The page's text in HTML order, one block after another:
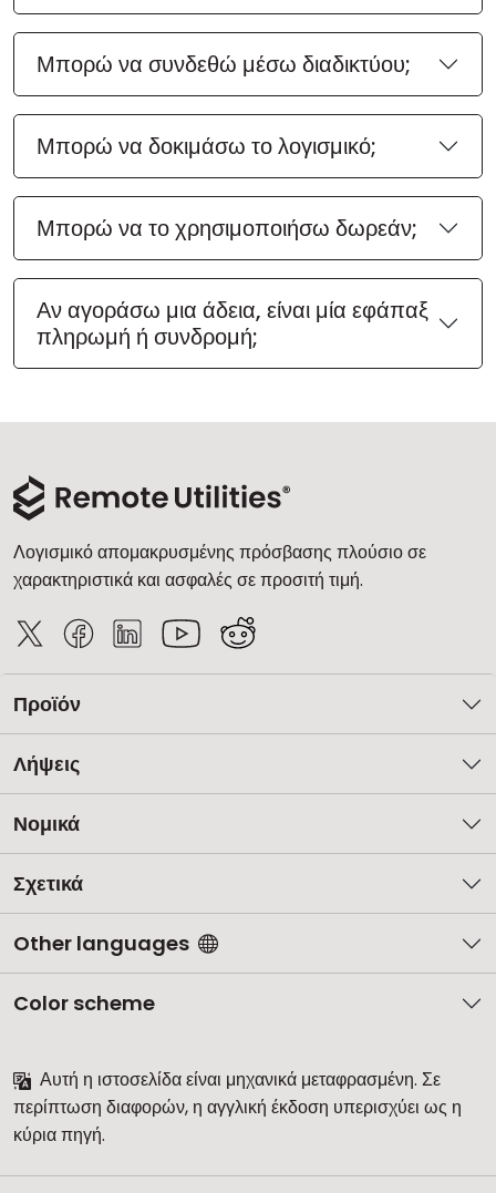
Μπορώ να συνδεθώ μέσω διαδικτύου;
Μπορώ να δοκιμάσω το λογισμικό;
Μπορώ να το χρησιμοποιήσω δωρεάν;
Αν αγοράσω μια άδεια, είναι μία εφάπαξ
πληρωμή ή συνδρομή;
Λογισμικό απομακρυσμένης πρόσβασης πλούσιο σε
χαρακτηριστικά και ασφαλές σε προσιτή τιμή.
Προϊόν
Λήψεις
Νομικά
Σχετικά
Other languages
Color scheme
Αυτή η ιστοσελίδα είναι μηχανικά μεταφρασμένη. Σε
περίπτωση διαφορών, η αγγλική έκδοση υπερισχύει ως η
κύρια πηγή.